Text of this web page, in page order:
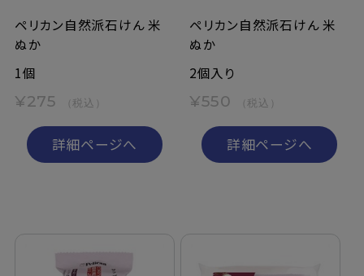
ペリカン自然派石けん 米
ぬか
1個
¥275 （税込）
詳細ページへ
ペリカン自然派石けん 米
ぬか
2個入り
¥550 （税込）
詳細ページへ